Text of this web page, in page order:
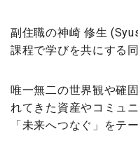
副住職の神崎 修生
課程で学びを共にする
唯一無二の世界観や確
れてきた資産やコミュ
「未来へつなぐ」をテ